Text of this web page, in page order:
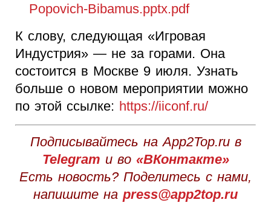
Popovich-Bibamus.pptx.pdf
К слову, следующая «Игровая
Индустрия» — не за горами. Она
состоится в Москве 9 июля. Узнать
больше о новом мероприятии можно
по этой ссылке: https://iiconf.ru/
Подписывайтесь на App2Top.ru в
Telegram и во «ВКонтакте»
Есть новость? Поделитесь с нами,
напишите на press@app2top.ru